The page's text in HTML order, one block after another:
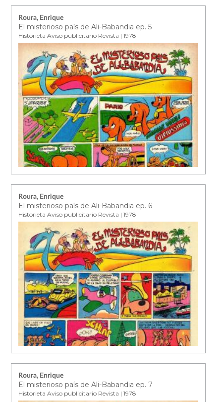
Roura, Enrique
El misterioso país de Ali-Babandia ep. 5
Historieta Aviso publicitario Revista | 1978
Roura, Enrique
El misterioso país de Ali-Babandia ep. 6
Historieta Aviso publicitario Revista | 1978
Roura, Enrique
El misterioso país de Ali-Babandia ep. 7
Historieta Aviso publicitario Revista | 1978